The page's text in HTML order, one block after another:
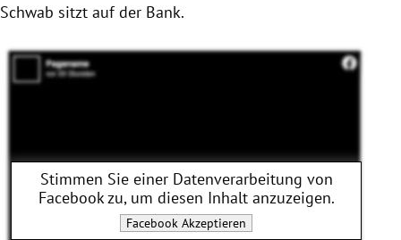
Schwab sitzt auf der Bank.
Stimmen Sie einer Datenverarbeitung von
Facebookzu, um diesen Inhalt anzuzeigen.
Facebook Akzeptieren